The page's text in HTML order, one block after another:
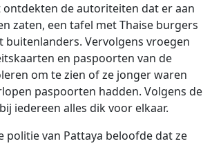
de autoriteiten dat er aan
zaten, een tafel met Thaise burgers
buitenlanders. Vervolgens vroegen
en paspoorten van de
om te zien of ze jonger waren
paspoorten hadden. Volgens de
iedereen alles dik voor elkaar.
politie van Pattaya beloofde dat ze